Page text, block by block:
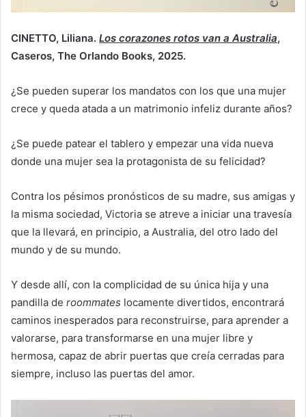
CINETTO, Liliana. Los corazones rotos van a Australia,
Caseros, The Orlando Books, 2025.
¿Se pueden superar los mandatos con los que una mujer
crece y queda atada a un matrimonio infeliz durante años?
¿Se puede patear el tablero y empezar una vida nueva
donde una mujer sea la protagonista de su felicidad?
Contra los pésimos pronósticos de su madre, sus amigas y
la misma sociedad, Victoria se atreve a iniciar una travesía
que la llevará, en principio, a Australia, del otro lado del
mundo y de su mundo.
Y desde allí, con la complicidad de su única hija y una
pandilla de roommates locamente divertidos, encontrará
caminos inesperados para reconstruirse, para aprender a
valorarse, para transformarse en una mujer libre y
hermosa, capaz de abrir puertas que creía cerradas para
siempre, incluso las puertas del amor.